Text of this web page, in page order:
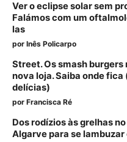
Ver o eclipse solar sem
Falámos com um
las
por Inês Policarpo
Street. Os smash
nova loja. Saiba onde
delícias)
por Francisca Ré
Dos rodízios às grelhas
Algarve para se